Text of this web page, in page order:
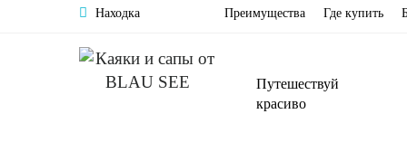
Находка Преимущества Где купить
Путешествуй
красиво